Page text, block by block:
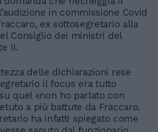
in commissione Covid
ex sottosegretario alla
Consiglio dei ministri del
II.
delle dichiarazioni rese
il focus era tutto
quel «non ho parlato con
a più battute da Fraccaro.
ha infatti spiegato come